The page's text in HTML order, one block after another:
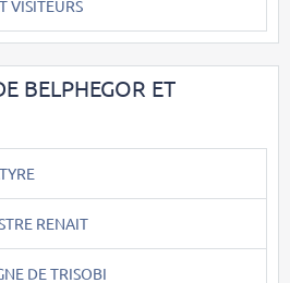
VISITEURS
BELPHEGOR ET
RENAIT
DE TRISOBI